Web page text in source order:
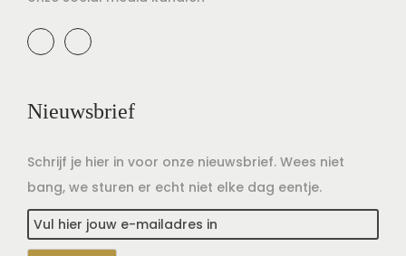
Nieuwsbrief
Schrijf je hier in voor onze nieuwsbrief. Wees niet
bang, we sturen er echt niet elke dag eentje.